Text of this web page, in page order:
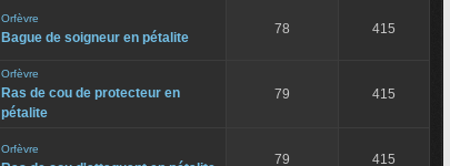
Orfèvre
Bague de soigneur en pétalite
78 415
Orfèvre
Ras de cou de protecteur en
pétalite
79 415
Orfèvre
79 415